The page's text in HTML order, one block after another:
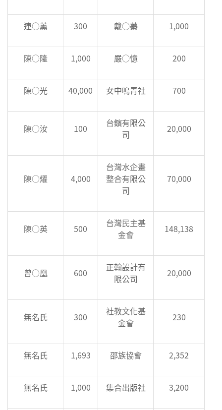
連○薰 300 戴○蓁 1,000
陳○隆 1,000 嚴○憶 200
陳○光 40,000 女中鳴青社 700
陳○汝 100
台鑌有限公
司
20,000
陳○燿 4,000
台灣水企畫
整合有限公
司
70,000
陳○英 500
台灣民主基
金會
148,138
曾○凰 600
正翰設計有
限公司
20,000
無名氏 300
社教文化基
金會
230
無名氏 1,693 邵族協會 2,352
無名氏 1,000 集合出版社 3,200